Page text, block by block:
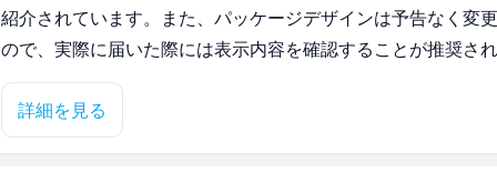
紹介されています。また、パッケージデザインは予告なく変
ので、実際に届いた際には表示内容を確認することが推奨され
詳細を見る